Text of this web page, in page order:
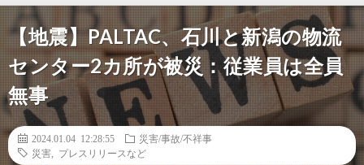
【地震】PALTAC、石川と新潟の物流
センター2カ所が被災：従業員は全員
無事
2024.01.04 12:28:55
災害/事故/不祥事
災害
プレスリリースなど